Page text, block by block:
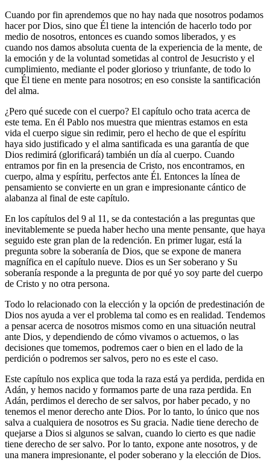
Cuando por fin aprendemos que no hay nada que nosotros podamos
hacer por Dios, sino que Él tiene la intención de hacerlo todo por
medio de nosotros, entonces es cuando somos liberados, y es
cuando nos damos absoluta cuenta de la experiencia de la mente, de
la emoción y de la voluntad sometidas al control de Jesucristo y el
cumplimiento, mediante el poder glorioso y triunfante, de todo lo
que Él tiene en mente para nosotros; en eso consiste la santificación
del alma.
¿Pero qué sucede con el cuerpo? El capítulo ocho trata acerca de
este tema. En él Pablo nos muestra que mientras estamos en esta
vida el cuerpo sigue sin redimir, pero el hecho de que el espíritu
haya sido justificado y el alma santificada es una garantía de que
Dios redimirá (glorificará) también un día al cuerpo. Cuando
entramos por fin en la presencia de Cristo, nos encontramos, en
cuerpo, alma y espíritu, perfectos ante Él. Entonces la línea de
pensamiento se convierte en un gran e impresionante cántico de
alabanza al final de este capítulo.
En los capítulos del 9 al 11, se da contestación a las preguntas que
inevitablemente se pueda haber hecho una mente pensante, que haya
seguido este gran plan de la redención. En primer lugar, está la
pregunta sobre la soberanía de Dios, que se expone de manera
magnífica en el capítulo nueve. Dios es un Ser soberano y Su
soberanía responde a la pregunta de por qué yo soy parte del cuerpo
de Cristo y no otra persona.
Todo lo relacionado con la elección y la opción de predestinación de
Dios nos ayuda a ver el problema tal como es en realidad. Tendemos
a pensar acerca de nosotros mismos como en una situación neutral
ante Dios, y dependiendo de cómo vivamos o actuemos, o las
decisiones que tomemos, podremos caer o bien en el lado de la
perdición o podremos ser salvos, pero no es este el caso.
Este capítulo nos explica que toda la raza está ya perdida, perdida en
Adán, y hemos nacido y formamos parte de una raza perdida. En
Adán, perdimos el derecho de ser salvos, por haber pecado, y no
tenemos el menor derecho ante Dios. Por lo tanto, lo único que nos
salva a cualquiera de nosotros es Su gracia. Nadie tiene derecho de
quejarse a Dios si algunos se salvan, cuando lo cierto es que nadie
tiene derecho de ser salvo. Por lo tanto, expone ante nosotros, y de
una manera impresionante, el poder soberano y la elección de Dios.